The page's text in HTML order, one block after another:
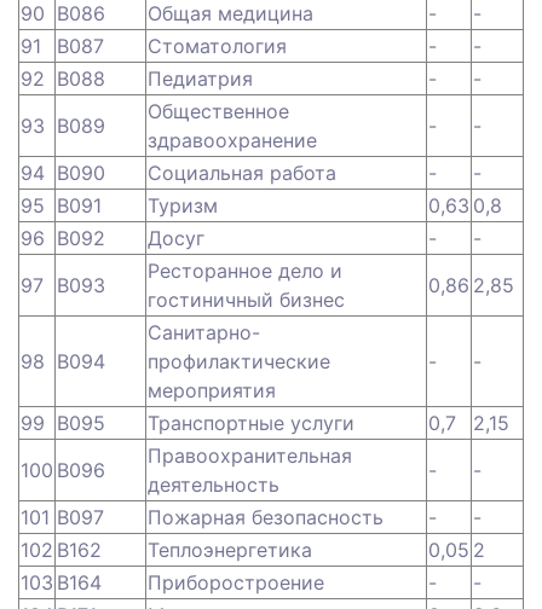
90 B086 Общая медицина -
-
91
B087 Стоматология -
-
92 B088 Педиатрия -
-
93 B089
Общественное
здравоохранение
-
-
94 B090 Социальная работа -
-
95 B091 Туризм 0,63 0,8
96 B092 Досуг -
-
97 B093
Ресторанное дело и
гостиничный бизнес
0,86 2,85
98 B094
Санитарно-
профилактические
мероприятия
- -
99 B095 Транспортные услуги 0,7
2,15
100 B096
Правоохранительная
деятельность
-
-
101 B097 Пожарная безопасность -
-
102 B162 Теплоэнергетика 0,05 2
103 B164 Приборостроение -
-